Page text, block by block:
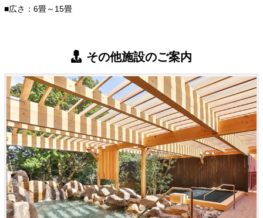
■広さ：6畳～15畳
その他施設のご案内